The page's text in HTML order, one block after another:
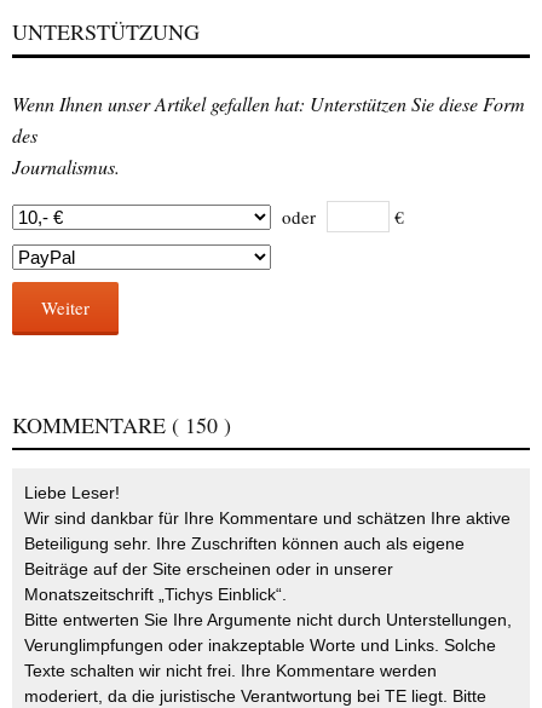
UNTERSTÜTZUNG
Wenn Ihnen unser Artikel gefallen hat: Unterstützen Sie diese Form
des
Journalismus.
oder €
Weiter
KOMMENTARE ( 150 )
Liebe Leser!
Wir sind dankbar für Ihre Kommentare und schätzen Ihre aktive
Beteiligung sehr. Ihre Zuschriften können auch als eigene
Beiträge auf der Site erscheinen oder in unserer
Monatszeitschrift „Tichys Einblick“.
Bitte entwerten Sie Ihre Argumente nicht durch Unterstellungen,
Verunglimpfungen oder inakzeptable Worte und Links. Solche
Texte schalten wir nicht frei. Ihre Kommentare werden
moderiert, da die juristische Verantwortung bei TE liegt. Bitte